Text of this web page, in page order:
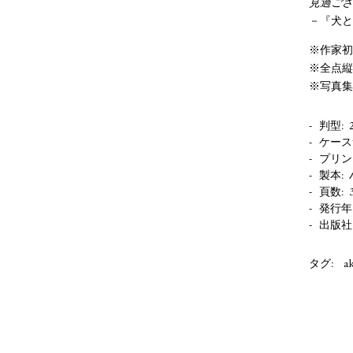
見過ご
－『犬
※作家初
※全点
※写真集
判型
ケー
プリ
製本
頁数
発行年
出版社
タグ: